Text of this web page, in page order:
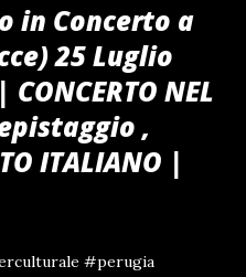
in Concerto a
25 Luglio
NEL
,
ITALIANO |
#perugia